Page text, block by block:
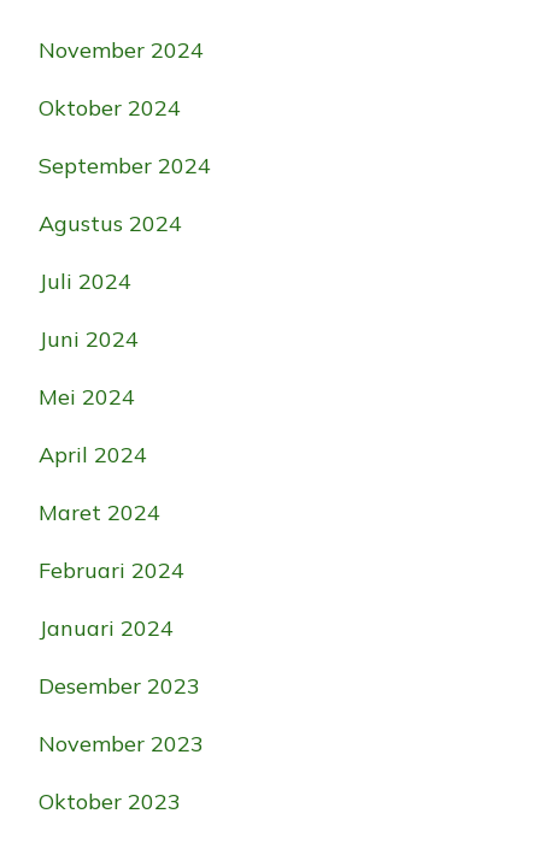
November 2024
Oktober 2024
September 2024
Agustus 2024
Juli 2024
Juni 2024
Mei 2024
April 2024
Maret 2024
Februari 2024
Januari 2024
Desember 2023
November 2023
Oktober 2023